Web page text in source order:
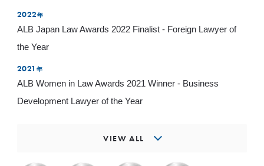
2022 年
ALB Japan Law Awards 2022 Finalist - Foreign Lawyer of
the Year
2021 年
ALB Women in Law Awards 2021 Winner - Business
Development Lawyer of the Year
VIEW ALL